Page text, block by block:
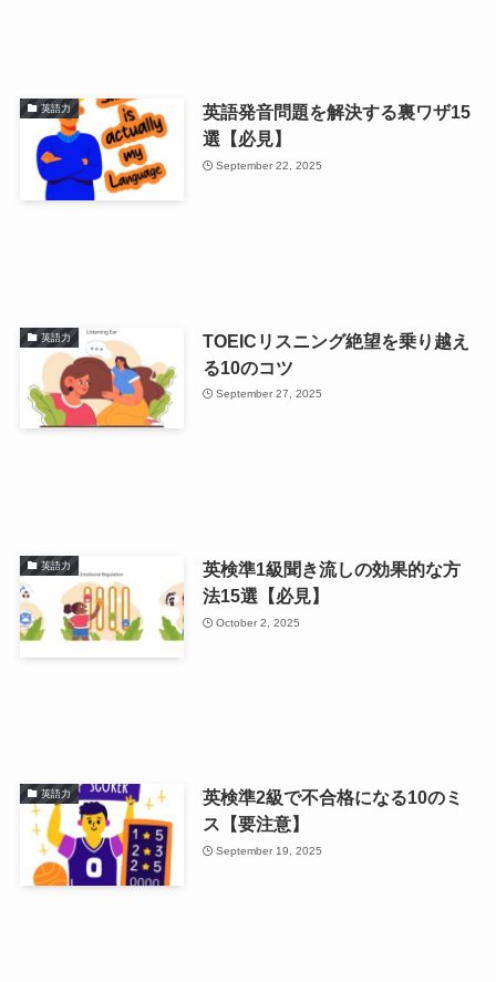
英語力
英語発音問題を解決する裏ワザ15
選【必見】
September 22, 2025
英語力
TOEICリスニング絶望を乗り越え
る10のコツ
September 27, 2025
英語力
英検準1級聞き流しの効果的な方
法15選【必見】
October 2, 2025
英語力
英検準2級で不合格になる10のミ
ス【要注意】
September 19, 2025